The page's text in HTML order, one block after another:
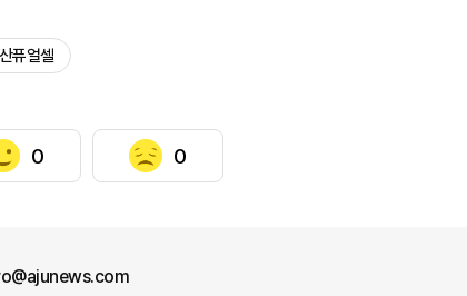
퓨얼셀
0 0